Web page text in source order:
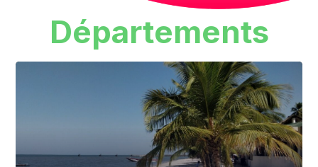
Départements